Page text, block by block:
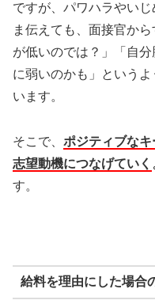
ですが、パワハラやい
ま伝えても、面接官か
が低いのでは？」「自
に弱いのかも」という
います。
そこで、 ポジティブなキ
志望動機につなげていく
す。
給料を理由にした場合